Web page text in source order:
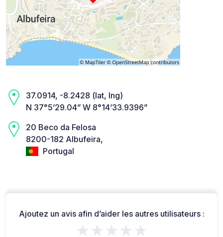
37.0914, -8.2428 (lat, lng)
N 37°5’29.04” W 8°14’33.9396”
20 Beco da Felosa
8200-182 Albufeira,
Portugal
Ajoutez un avis afin d’aider les autres utilisateurs :
★★★★★